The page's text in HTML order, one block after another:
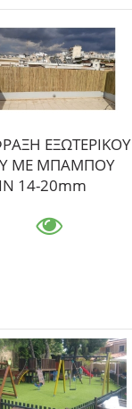
ΕΞΩΤΕΡΙΚΟΥ
ΜΕ ΜΠΑΜΠΟΥ
14-20mm